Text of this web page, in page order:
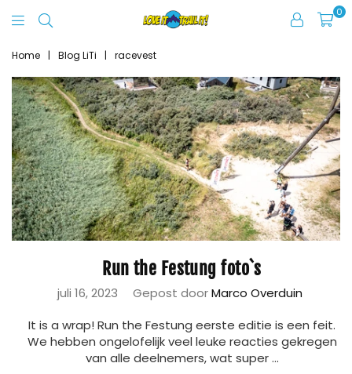
It
Trail
It
0
Home | Blog LiTi | racevest
Run the Festung foto`s
juli 16, 2023 Gepost doorMarco Overduin
It is a wrap! Run the Festung eerste editie is een feit.
We hebben ongelofelijk veel leuke reacties gekregen
van alle deelnemers, wat super ...